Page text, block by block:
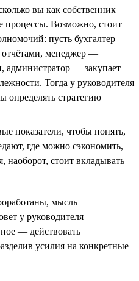
вы как собственник
процессы. Возможно, стоит
пусть бухгалтер
отчётами, менеджер —
администратор — закупает
Тогда у руководителя
определять стратегию
показатели, чтобы понять,
где можно сэкономить,
наоборот, стоит вкладывать
мысль
у руководителя
— действовать
усилия на конкретные